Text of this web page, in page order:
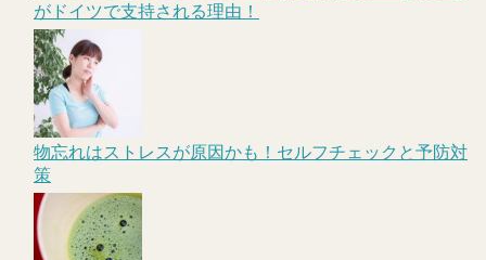
がドイツで支持される理由！
物忘れはストレスが原因かも！セルフチェックと予防対
策